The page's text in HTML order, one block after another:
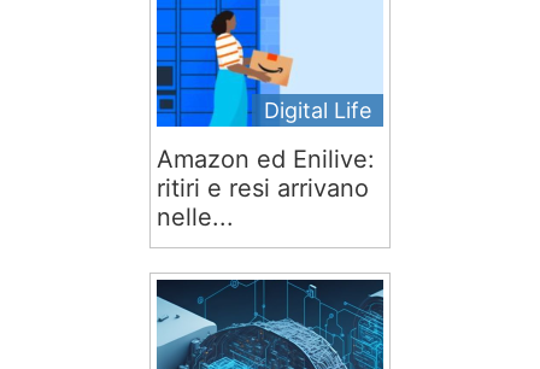
Digital Life
Amazon ed Enilive:
ritiri e resi arrivano
nelle...